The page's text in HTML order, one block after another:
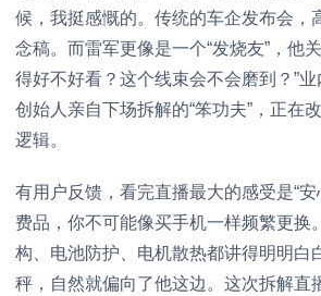
候，我挺感慨的。传统的车企发布会，
念稿。而雷军更像是一个“发烧友”，他
得好不好看？这个线束会不会磨到？”
创始人亲自下场拆解的“笨功夫”，正在
逻辑。
有用户反馈，看完直播最大的感受是“安
费品，你不可能像买手机一样频繁更换
构、电池防护、电机散热都讲得明明白
秤，自然就偏向了他这边。这次拆解直